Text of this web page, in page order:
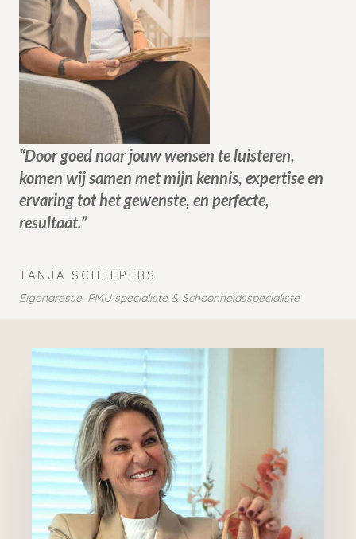
“Door goed naar jouw wensen te luisteren,
komen wij samen met mijn kennis, expertise en
ervaring tot het gewenste, en perfecte,
resultaat.”
TANJA SCHEEPERS
Eigenaresse, PMU specialiste & Schoonheidsspecialiste